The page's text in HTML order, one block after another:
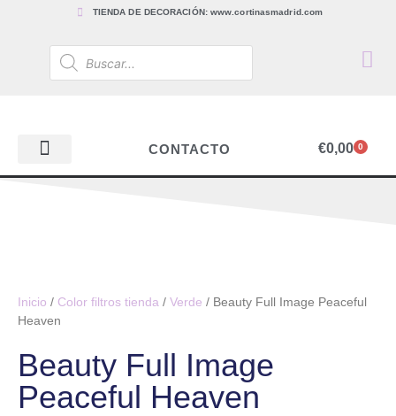
TIENDA DE DECORACIÓN: www.cortinasmadrid.com
CONTACTO €0,00 0
Inicio / Color filtros tienda / Verde / Beauty Full Image Peaceful
Heaven
Beauty Full Image
Peaceful Heaven